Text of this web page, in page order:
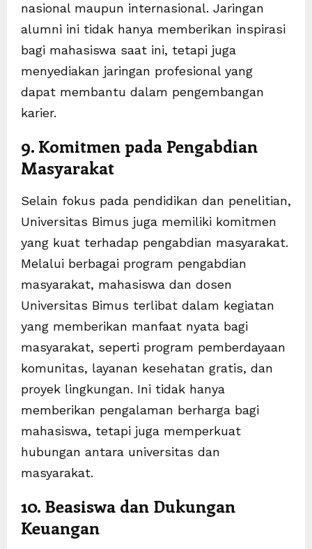
nasional maupun internasional. Jaringan
alumni ini tidak hanya memberikan inspirasi
bagi mahasiswa saat ini, tetapi juga
menyediakan jaringan profesional yang
dapat membantu dalam pengembangan
karier.
9. Komitmen pada Pengabdian
Masyarakat
Selain fokus pada pendidikan dan penelitian,
Universitas Bimus juga memiliki komitmen
yang kuat terhadap pengabdian masyarakat.
Melalui berbagai program pengabdian
masyarakat, mahasiswa dan dosen
Universitas Bimus terlibat dalam kegiatan
yang memberikan manfaat nyata bagi
masyarakat, seperti program pemberdayaan
komunitas, layanan kesehatan gratis, dan
proyek lingkungan. Ini tidak hanya
memberikan pengalaman berharga bagi
mahasiswa, tetapi juga memperkuat
hubungan antara universitas dan
masyarakat.
10. Beasiswa dan Dukungan
Keuangan